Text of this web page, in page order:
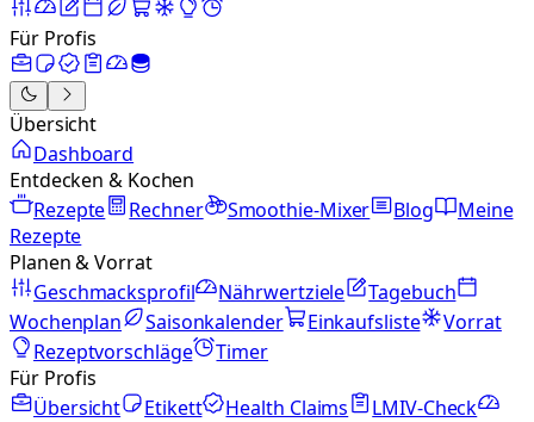
Für Profis
Übersicht
Dashboard
Entdecken & Kochen
Rezepte
Rechner Smoothie-Mixer Blog
Meine
Rezepte
Planen & Vorrat
Geschmacksprofil
Nährwertziele
Tagebuch
Wochenplan
Saisonkalender Einkaufsliste
Vorrat
Rezeptvorschläge
Timer
Für Profis
Übersicht
Etikett Health Claims
LMIV-Check